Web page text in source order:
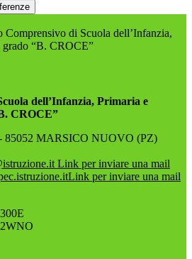
Comprensivo di Scuola dell’Infanzia,
grado “B. CROCE”
dell’Infanzia, Primaria e
CROCE”
85052 MARSICO NUOVO (PZ)
Link per inviare una mail
Link per inviare una mail